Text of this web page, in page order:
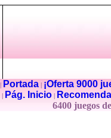
Portada|
¡Oferta 9000
Pág. Inicio
6400 juegos